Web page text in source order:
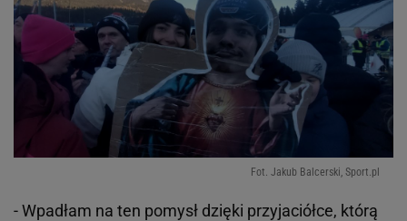
Fot. Jakub Balcerski, Sport.pl
- Wpadłam na ten pomysł dzięki przyjaciółce, którą